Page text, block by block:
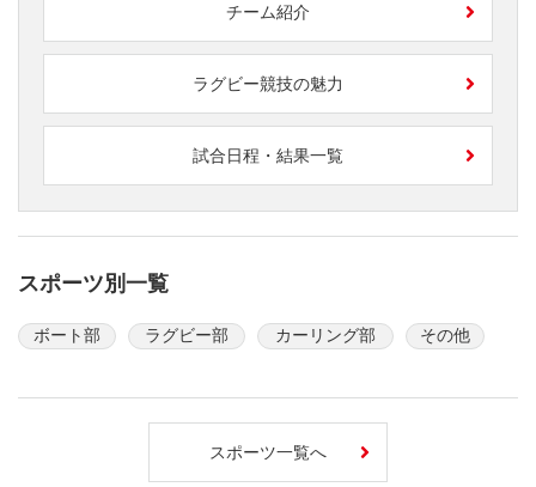
チーム紹介
ラグビー競技の魅力
試合日程・結果一覧
スポーツ別一覧
ボート部 ラグビー部 カーリング部 その他
スポーツ一覧へ